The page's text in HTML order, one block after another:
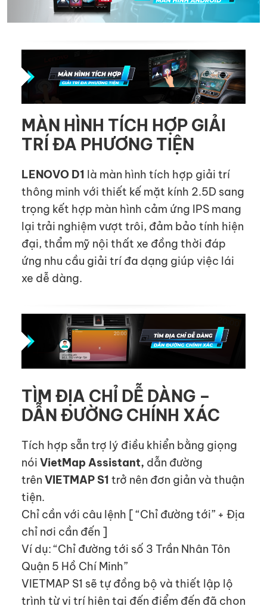
MÀN HÌNH TÍCH HỢP GIẢI
TRÍ ĐA PHƯƠNG TIỆN
LENOVO D1 là màn hình tích hợp giải trí
thông minh với thiết kế mặt kính 2.5D sang
trọng kết hợp màn hình cảm ứng IPS mang
lại trải nghiệm vượt trôi, đảm bảo tính hiện
đại, thẩm mỹ nội thất xe đồng thời đáp
ứng nhu cầu giải trí đa dạng giúp việc lái
xe dễ dàng.
TÌM ĐỊA CHỈ DỄ DÀNG –
DẪN ĐƯỜNG CHÍNH XÁC
Tích hợp sẵn trợ lý điều khiển bằng giọng
nói VietMap Assistant, dẫn đường
trên VIETMAP S1 trở nên đơn giản và thuận
tiện.
Chỉ cần với câu lệnh [ “Chỉ đường tới” + Địa
chỉ nơi cần đến ]
Ví dụ: “Chỉ đường tới số 3 Trần Nhân Tôn
Quận 5 Hồ Chí Minh”
VIETMAP S1 sẽ tự đồng bộ và thiết lập lộ
trình từ vị trí hiện tại đến điểm đến đã chọn